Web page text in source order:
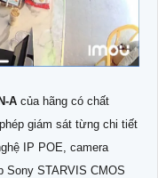
A của hãng có chất
giám sát từng chi tiết
IP POE, camera
Sony STARVIS CMOS